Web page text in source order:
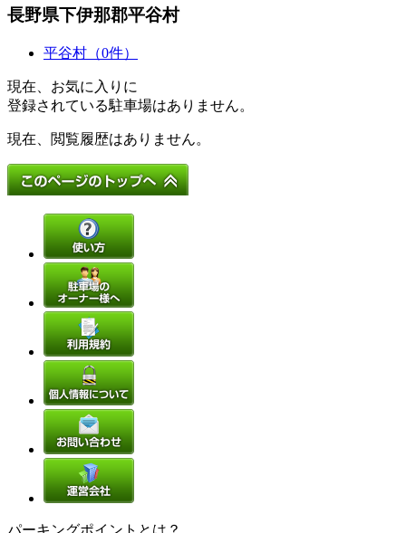
長野県下伊那郡平谷村
平谷村（0件）
現在、お気に入りに
登録されている駐車場はありません。
現在、閲覧履歴はありません。
パーキングポイントとは？